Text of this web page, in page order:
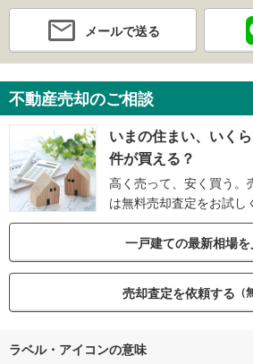
メールで送る
不動産売却のご相談
いまの住まい、いく
件が買える？
高く売って、安く買う。
は無料売却査定をお試し
一戸建ての最新相場を
売却査定を依頼する （
ラベル・アイコンの意味